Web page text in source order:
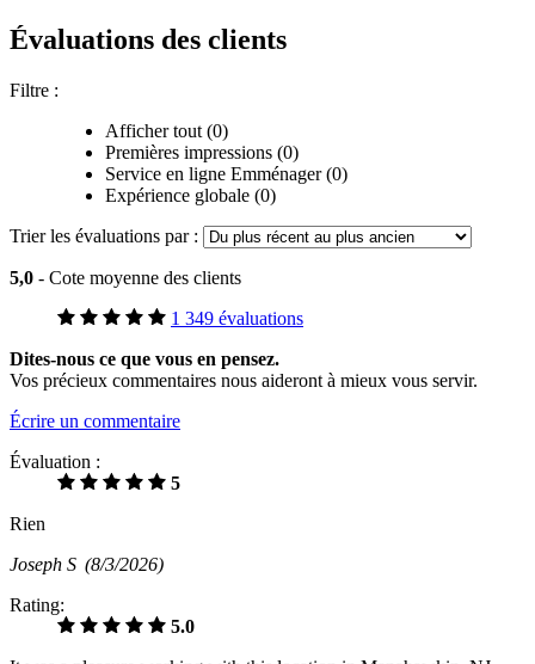
Évaluations des clients
Filtre :
Afficher tout (0)
Premières impressions (0)
Service en ligne Emménager (0)
Expérience globale (0)
Trier les évaluations par :
5,0 - Cote moyenne des clients
1 349 évaluations
Dites-nous ce que vous en pensez.
Vos précieux commentaires nous aideront à mieux vous servir.
Écrire un commentaire
Évaluation :
5
Rien
Joseph S (8/3/2026)
Rating:
5.0